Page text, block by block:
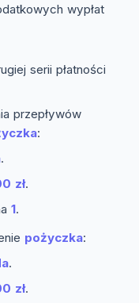
wypłat
serii płatności
przepływów
:
.
zł.
1.
pożyczka:
.
zł.